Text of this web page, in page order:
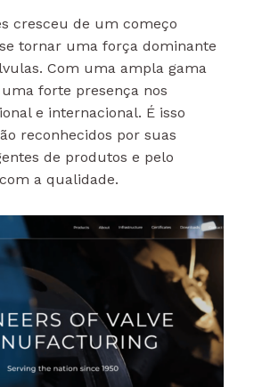
cresceu de um começo
tornar uma força dominante
Com uma ampla gama
forte presença nos
e internacional. É isso
reconhecidos por suas
de produtos e pelo
a qualidade.